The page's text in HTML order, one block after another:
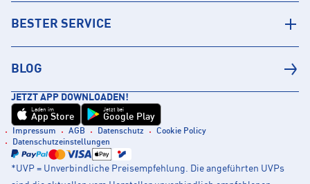
BESTER SERVICE
BLOG
JETZT APP DOWNLOADEN!
Laden im
App Store
Jetzt bei
Google Play
Impressum AGB Datenschutz
Cookie Policy
Datenschutzeinstellungen
*UVP = Unverbindliche Preisempfehlung. Die angeführten UVPs